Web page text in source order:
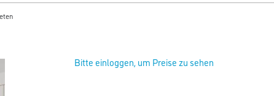
Bitte einloggen, um Preise zu sehen